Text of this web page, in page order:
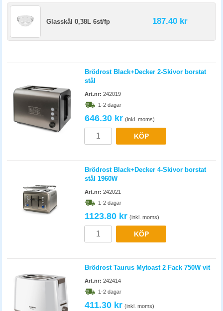
Glasskål 0,38L 6st/fp 187.40 kr
Brödrost Black+Decker 2-Skivor borstat
stål
Art.nr: 242019
1-2 dagar
646.30 kr (inkl. moms)
KÖP
Brödrost Black+Decker 4-Skivor borstat
stål 1960W
Art.nr: 242021
1-2 dagar
1123.80 kr (inkl. moms)
KÖP
Brödrost Taurus Mytoast 2 Fack 750W vit
Art.nr: 242414
1-2 dagar
411.30 kr (inkl. moms)